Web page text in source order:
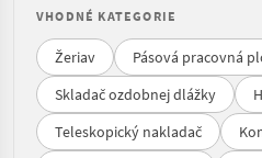
VHODNÉ KATEGORIE
Žeriav
Pásová pracovná
Skladač ozdobnej dlážky
Teleskopický nakladač